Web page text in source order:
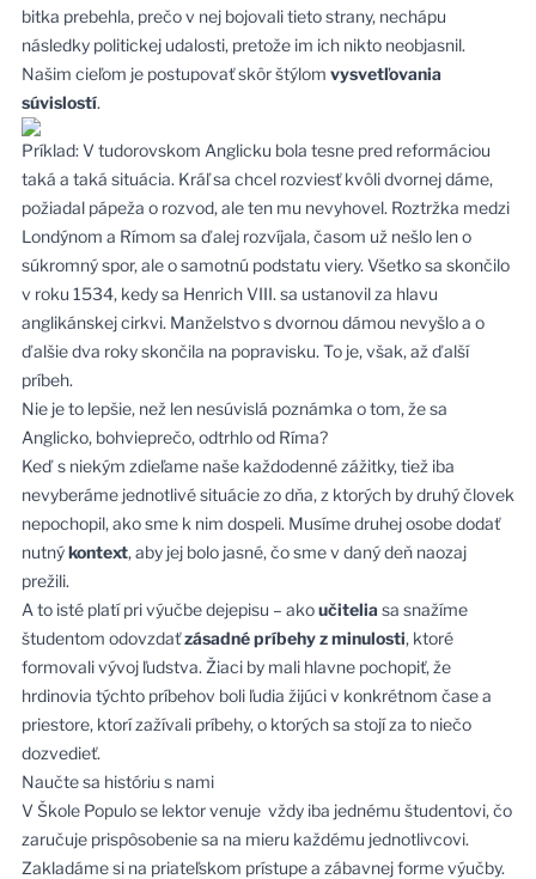
bitka prebehla, prečo v nej bojovali tieto strany, nechápu
následky politickej udalosti, pretože im ich nikto neobjasnil.
Našim cieľom je postupovať skôr štýlom vysvetľovania
súvislostí.
Príklad: V tudorovskom Anglicku bola tesne pred reformáciou
taká a taká situácia. Kráľ sa chcel rozviesť kvôli dvornej dáme,
požiadal pápeža o rozvod, ale ten mu nevyhovel. Roztržka medzi
Londýnom a Rímom sa ďalej rozvíjala, časom už nešlo len o
súkromný spor, ale o samotnú podstatu viery. Všetko sa skončilo
v roku 1534, kedy sa Henrich VIII. sa ustanovil za hlavu
anglikánskej cirkvi. Manželstvo s dvornou dámou nevyšlo a o
ďalšie dva roky skončila na popravisku. To je, však, až ďalší
príbeh.
Nie je to lepšie, než len nesúvislá poznámka o tom, že sa
Anglicko, bohvieprečo, odtrhlo od Ríma?
Keď s niekým zdieľame naše každodenné zážitky, tiež iba
nevyberáme jednotlivé situácie zo dňa, z ktorých by druhý človek
nepochopil, ako sme k nim dospeli. Musíme druhej osobe dodať
nutnýkontext, aby jej bolo jasné, čo sme v daný deň naozaj
prežili.
A to isté platí pri výučbe dejepisu – akoučitelia sa snažíme
študentom odovzdaťzásadné príbehy z minulosti, ktoré
formovali vývoj ľudstva. Žiaci by mali hlavne pochopiť, že
hrdinovia týchto príbehov boli ľudia žijúci v konkrétnom čase a
priestore, ktorí zažívali príbehy, o ktorých sa stojí za to niečo
dozvedieť.
Naučte sa históriu s nami
V Škole Populo se lektor venuje vždy iba jednému študentovi, čo
zaručuje prispôsobenie sa na mieru každému jednotlivcovi.
Zakladáme si na priateľskom prístupe a zábavnej forme výučby.